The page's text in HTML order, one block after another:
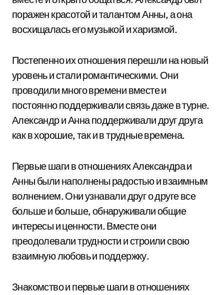
поражен красотой и талантом Анны, а она
восхищалась его музыкой и харизмой.
Постепенно их отношения перешли на новый
уровень и стали романтическими. Они
проводили много времени вместе и
постоянно поддерживали связь даже в турне.
Александр и Анна поддерживали друг друга
как в хорошие, так и в трудные времена.
Первые шаги в отношениях Александра и
Анны были наполнены радостью и взаимным
волнением. Они узнавали друг о друге все
больше и больше, обнаруживали общие
интересы и ценности. Вместе они
преодолевали трудности и строили свою
взаимную любовь и поддержку.
Знакомство и первые шаги в отношениях